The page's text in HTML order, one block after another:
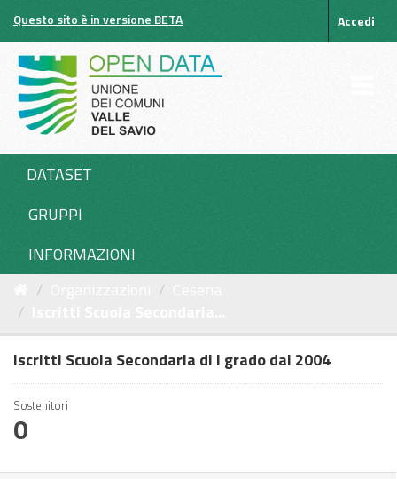
Salta
contenuto
Questo sito è in versione BETA Accedi
DATASET
GRUPPI
INFORMAZIONI
Iscritti Scuola Secondaria di I grado dal 2004
Sostenitori
0